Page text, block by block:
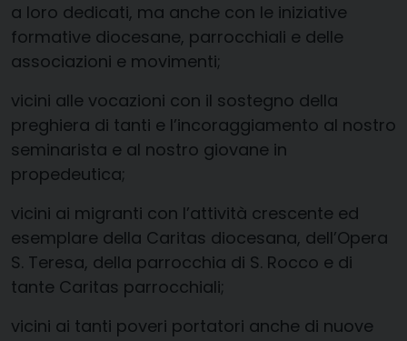
a loro dedicati, ma anche con le iniziative
formative diocesane, parrocchiali e delle
associazioni e movimenti;
vicini alle vocazioni con il sostegno della
preghiera di tanti e l’incoraggiamento al nostro
seminarista e al nostro giovane in
propedeutica;
vicini ai migranti con l’attività crescente ed
esemplare della Caritas diocesana, dell’Opera
S. Teresa, della parrocchia di S. Rocco e di
tante Caritas parrocchiali;
vicini ai tanti poveri portatori anche di nuove